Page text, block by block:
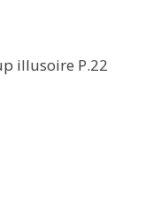
illusoire P.22